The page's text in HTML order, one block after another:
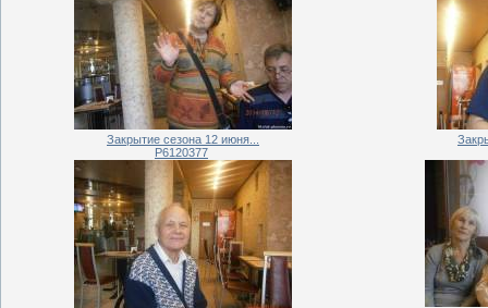
Закрытие сезона 12 июня...
P6120377